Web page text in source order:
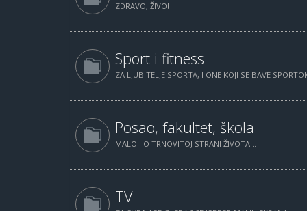
ZDRAVO, ŽIVO!
Sport i fitness
ZA LJUBITELJE SPORTA, I ONE KOJI SE BAVE
Posao, fakultet, škola
MALO I O TRNOVITOJ STRANI ŽIVOTA...
TV